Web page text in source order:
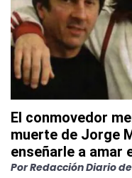
El conmovedor
muerte de Jorge
enseñarle a amar
PorRedacción Diario